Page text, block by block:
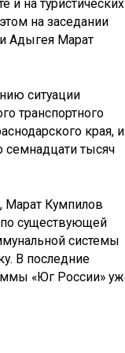
и на туристических
на заседании
Адыгея Марат
ситуации
транспортного
края, и
семнадцати тысяч
Марат Кумпилов
существующей
системы
В последние
«Юг России»